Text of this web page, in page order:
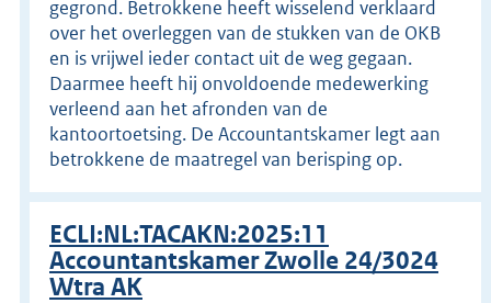
gegrond. Betrokkene heeft wisselend verklaard
over het overleggen van de stukken van de OKB
en is vrijwel ieder contact uit de weg gegaan.
Daarmee heeft hij onvoldoende medewerking
verleend aan het afronden van de
kantoortoetsing. De Accountantskamer legt aan
betrokkene de maatregel van berisping op.
ECLI:NL:TACAKN:2025:11
Accountantskamer Zwolle 24/3024
Wtra AK